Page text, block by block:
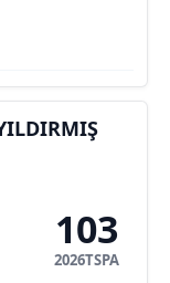
103
2026TSPA